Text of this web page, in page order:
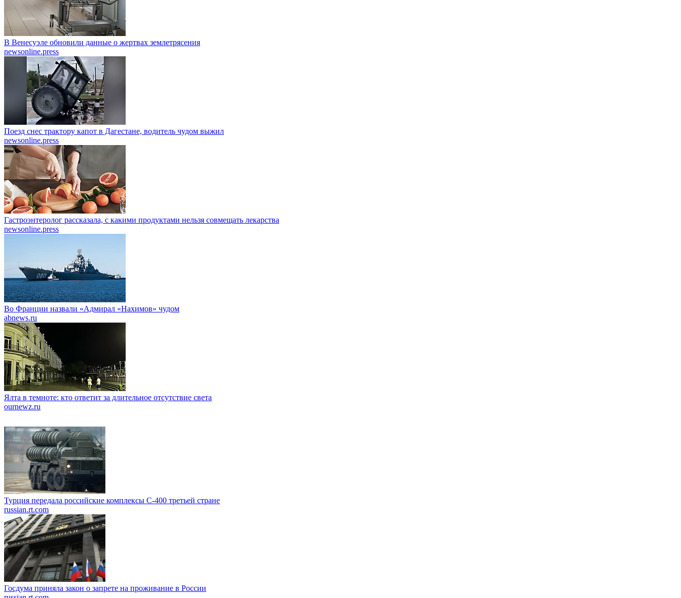
В Венесуэле обновили данные о жертвах землетрясения
newsonline.press
Поезд снес трактору капот в Дагестане, водитель чудом выжил
newsonline.press
Гастроэнтеролог рассказала, с какими продуктами нельзя совмещать лекарства
newsonline.press
Во Франции назвали «Адмирал «Нахимов» чудом
abnews.ru
Ялта в темноте: кто ответит за длительное отсутствие света
ournewz.ru
Турция передала российские комплексы С-400 третьей стране
russian.rt.com
Госдума приняла закон о запрете на проживание в России